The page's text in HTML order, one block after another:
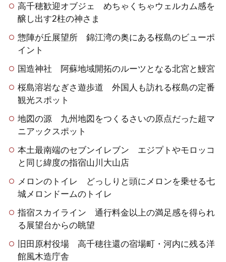
高千穂歓迎オブジェ めちゃくちゃウェルカム感を
醸し出す2柱の神さま
惣陣が丘展望所 錦江湾の奥にある桜島のビューポ
イント
国造神社 阿蘇地域開拓のルーツとなる北宮と鰻宮
桜島溶岩なぎさ遊歩道 外国人も訪れる桜島の定番
観光スポット
地図の源 九州地図をつくるさいの原点だった超マ
ニアックスポット
本土最南端のセブンイレブン エジプトやモロッコ
と同じ緯度の指宿山川大山店
メロンのトイレ どっしりと頭にメロンを乗せる七
城メロンドームのトイレ
指宿スカイライン 通行料金以上の満足感を得られ
る展望台からの眺望
旧田原村役場 高千穂往還の宿場町・河内に残る洋
館風木造庁舎